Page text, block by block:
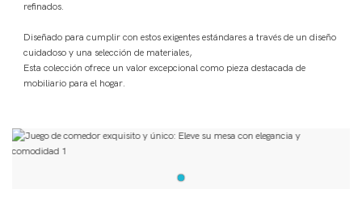
refinados.
Diseñado para cumplir con estos exigentes estándares a través de un diseño
cuidadoso y una selección de materiales,
Esta colección ofrece un valor excepcional como pieza destacada de
mobiliario para el hogar.